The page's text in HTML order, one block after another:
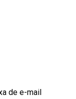
de e-mail